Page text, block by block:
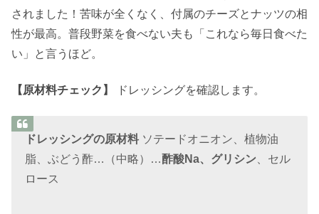
されました！苦味が全くなく、付属のチーズとナッツの相
性が最高。普段野菜を食べない夫も「これなら毎日食べた
い」と言うほど。
【原材料チェック】 ドレッシングを確認します。
ドレッシングの原材料 ソテードオニオン、植物油
脂、ぶどう酢…（中略）…酢酸Na、グリシン 、セル
ロース